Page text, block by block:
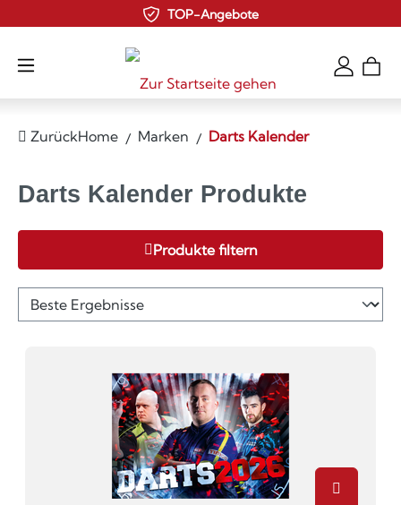
Zum Hauptinhalt springenTOP-Angebote
ZurückHome Marken Darts Kalender
Darts Kalender Produkte
Produkte filtern